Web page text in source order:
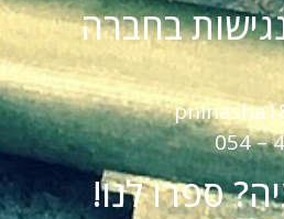
בחברה
ספרו לנו!